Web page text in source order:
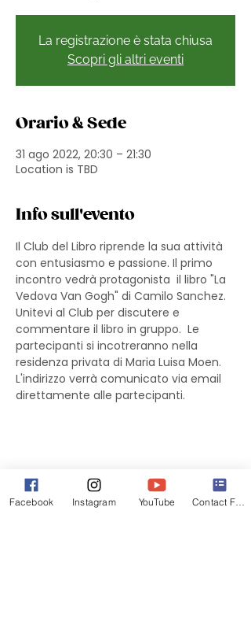
La registrazione è stata chiusa
Scopri gli altri eventi
Orario & Sede
31 ago 2022, 20:30 – 21:30
Location is TBD
Info sull'evento
Il Club del Libro riprende la sua attività
con entusiasmo e passione. Il primo
incontro vedrà protagonista  il libro "La
Vedova Van Gogh" di Camilo Sanchez.
Unitevi al Club per discutere e
commentare il libro in gruppo.  Le
partecipanti si incotreranno nella
residenza privata di Maria Luisa Moen.
L'indirizzo verrà comunicato via email
direttamente alle partecipanti.
Facebook Instagram YouTube Contact Form